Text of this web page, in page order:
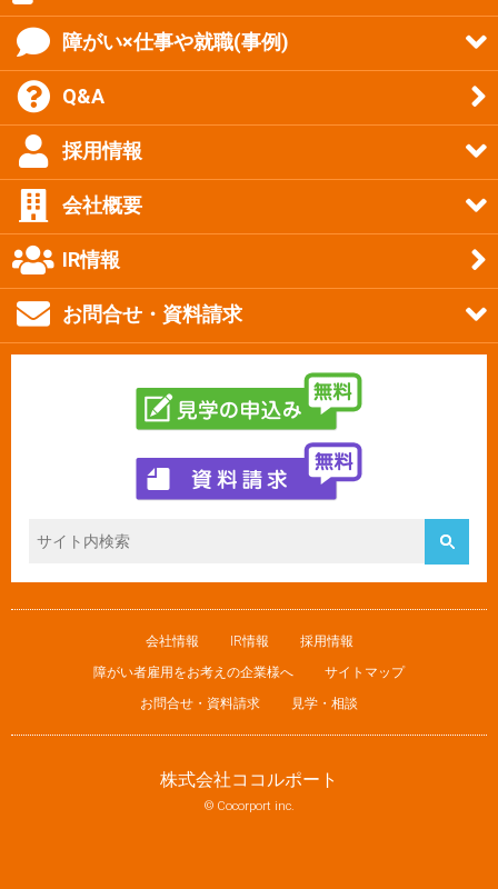
障がい×仕事や就職(事例)
Q&A
採用情報
会社概要
IR情報
お問合せ・資料請求
会社情報 IR情報
採用情報
障がい者雇用をお考えの企業様へ
サイトマップ
お問合せ・資料請求
見学・相談
株式会社ココルポート
© Cocorport inc.